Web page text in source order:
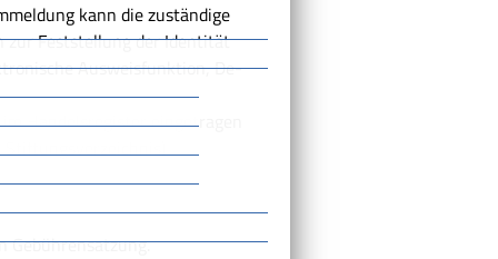
kann die zuständige
zur Feststellung der Identität
Ausweisfunktion, De-
Handelsregister eingetragen
Stiftungsverzeichnis)
Gebührensatzung.